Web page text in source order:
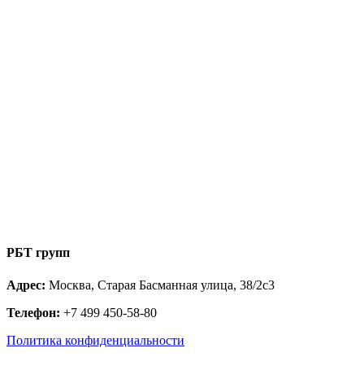
РБТ групп
Адрес: Москва, Старая Басманная улица, 38/2с3
Телефон: +7 499 450-58-80
Политика конфиденциальности